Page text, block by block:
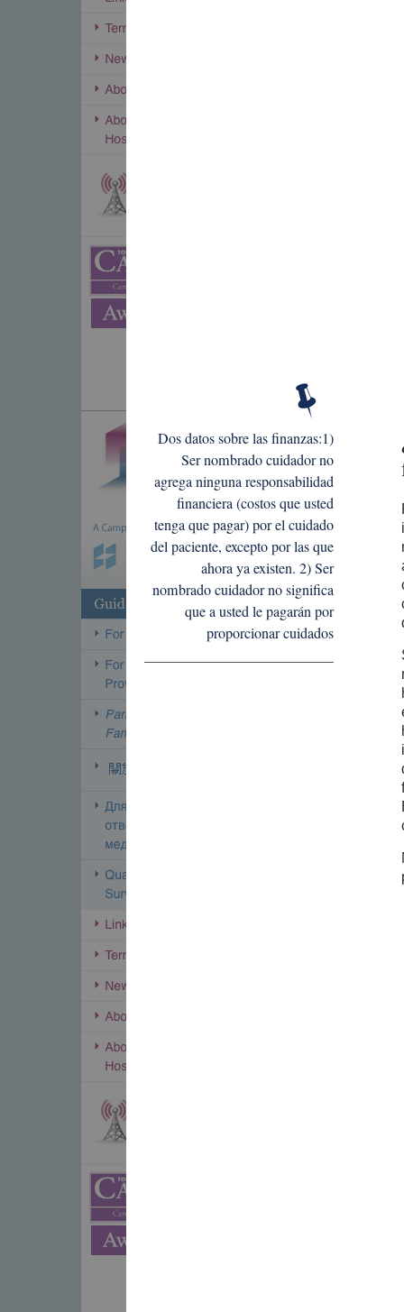
Dos datos sobre las finanzas:1)
Ser nombrado cuidador no
agrega ninguna responsabilidad
financiera (costos que usted
tenga que pagar) por el cuidado
del paciente, excepto por las que
ahora ya existen. 2) Ser
nombrado cuidador no significa
que a usted le pagarán por
proporcionar cuidados